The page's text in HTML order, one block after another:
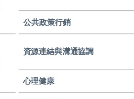
公共政策行銷
資源連結與溝通協調
心理健康